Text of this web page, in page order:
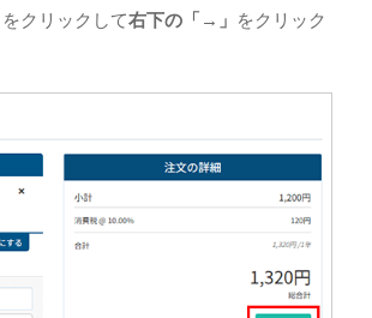
をクリックして右下の「→」 をクリック